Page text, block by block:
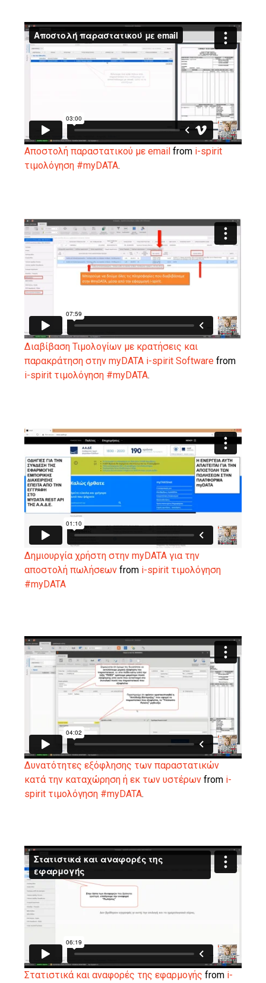
Αποστολή παραστατικού με email from i-spirit
τιμολόγηση #myDATA.
Διαβίβαση Τιμολογίων με κρατήσεις και
παρακράτηση στην myDATA i-spirit Software from
i-spirit τιμολόγηση #myDATA.
Δημιουργία χρήστη στην myDATA για την
αποστολή πωλήσεων from i-spirit τιμολόγηση
#myDATA
Δυνατότητες εξόφλησης των παραστατικών
κατά την καταχώρηση ή εκ των υστέρων from i-
spirit τιμολόγηση #myDATA.
Στατιστικά και αναφορές της εφαρμογής from i-